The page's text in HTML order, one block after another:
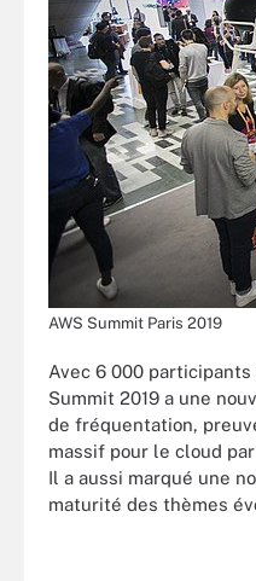
AWS Summit Paris 2019
Avec 6 000 participants
Summit 2019 a une
de fréquentation,
massif pour le cloud
Il a aussi marqué une
maturité des thèmes